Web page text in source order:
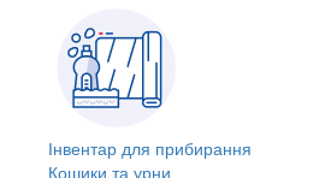
Інвентар для прибирання
Кошики та урни